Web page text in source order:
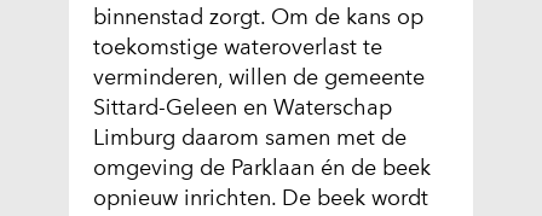
binnenstad zorgt. Om de kans op
toekomstige wateroverlast te
verminderen, willen de gemeente
Sittard-Geleen en Waterschap
Limburg daarom samen met de
omgeving de Parklaan én de beek
opnieuw inrichten. De beek wordt